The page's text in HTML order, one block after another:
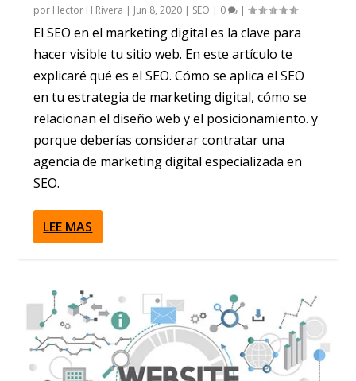
por Hector H Rivera | Jun 8, 2020 | SEO | 0 |
El SEO en el marketing digital es la clave para
hacer visible tu sitio web. En este artículo te
explicaré qué es el SEO. Cómo se aplica el SEO
en tu estrategia de marketing digital, cómo se
relacionan el diseño web y el posicionamiento. y
porque deberías considerar contratar una
agencia de marketing digital especializada en
SEO.
LEE MAS